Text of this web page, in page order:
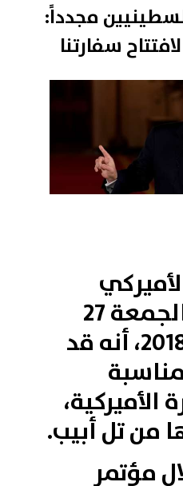
مجدداً:
سفارتنا
دونالد ترمب، الجمعة 27
أبريل/نيسان 2018، أنه قد
الأميركية،
من تل أبيب.
مؤتمر